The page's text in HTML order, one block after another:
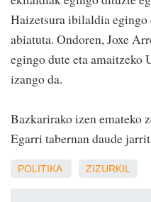
Haizetsura ibilaldia
abiatuta. Ondoren, Joxe
egingo dute eta amaitzeko
izango da.
Bazkarirako izen emateko
Egarri tabernan daude
POLITIKA ZIZURKIL